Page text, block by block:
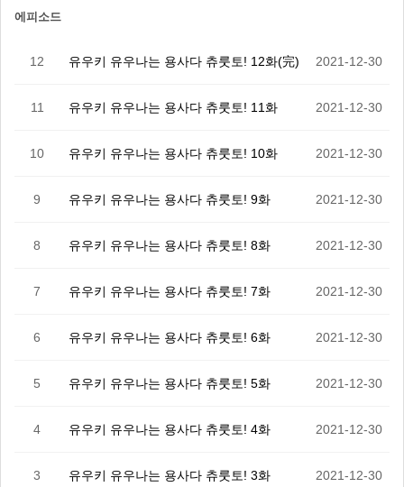
에피소드
12 유우키 유우나는 용사다 츄룻토! 12화(完) 2021-12-30
11 유우키 유우나는 용사다 츄룻토! 11화 2021-12-30
10 유우키 유우나는 용사다 츄룻토! 10화 2021-12-30
9 유우키 유우나는 용사다 츄룻토! 9화 2021-12-30
8 유우키 유우나는 용사다 츄룻토! 8화 2021-12-30
7 유우키 유우나는 용사다 츄룻토! 7화 2021-12-30
6 유우키 유우나는 용사다 츄룻토! 6화 2021-12-30
5 유우키 유우나는 용사다 츄룻토! 5화 2021-12-30
4 유우키 유우나는 용사다 츄룻토! 4화 2021-12-30
3 유우키 유우나는 용사다 츄룻토! 3화 2021-12-30